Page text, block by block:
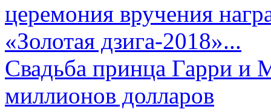
церемония вручения
«Золотая дзига-2018»...
Свадьба принца Гарри и
миллионов долларов